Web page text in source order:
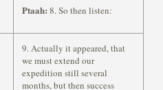
Ptaah: 8. So then listen:
9. Actually it appeared, that
we must extend our
expedition still several
months, but then success